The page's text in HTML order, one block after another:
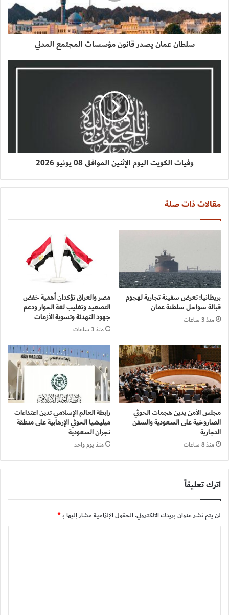
سلطان عمان يصدر قانون مؤسسات المجتمع المدني
وفيات الكويت اليوم الإثنين الموافق 08 يونيو 2026
مقالات ذات صلة
بريطانيا: تعرض سفينة تجارية لهجوم
قبالة سواحل سلطنة عمان
منذ 3 ساعات
مصر والعراق تؤكدان أهمية خفض
التصعيد وتغليب لغة الحوار ودعم
جهود التهدئة وتسوية الأزمات
منذ 3 ساعات
مجلس الأمن يدين هجمات الحوثي
الصاروخية على السعودية والسفن
التجارية
منذ 8 ساعات
رابطة العالم الإسلامي تدين اعتداءات
ميليشيا الحوثي الإرهابية على منطقة
نجران السعودية
منذ يوم واحد
اترك تعليقاً
لن يتم نشر عنوان بريدك الإلكتروني.الحقول الإلزامية مشار إليها بـ*